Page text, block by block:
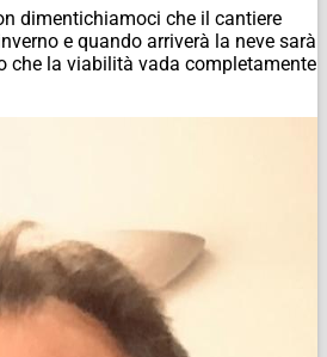
dimentichiamoci che il cantiere
e quando arriverà la neve sarà
che la viabilità vada completamente